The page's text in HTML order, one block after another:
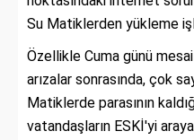
Su Matiklerden yükleme
Özellikle Cuma günü
arızalar sonrasında, çok
Matiklerde parasının
vatandaşların ESKİ'yi